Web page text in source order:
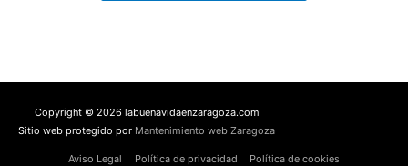
Copyright © 2026 labuenavidaenzaragoza.com
Sitio web protegido por Mantenimiento web Zaragoza
Aviso Legal Política de privacidad
Política de cookies